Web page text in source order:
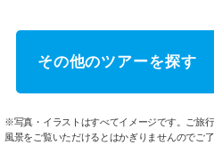
その他のツアーを探す
※写真・イラストはすべてイメージです。ご旅
風景をご覧いただけるとはかぎりませんのでご了